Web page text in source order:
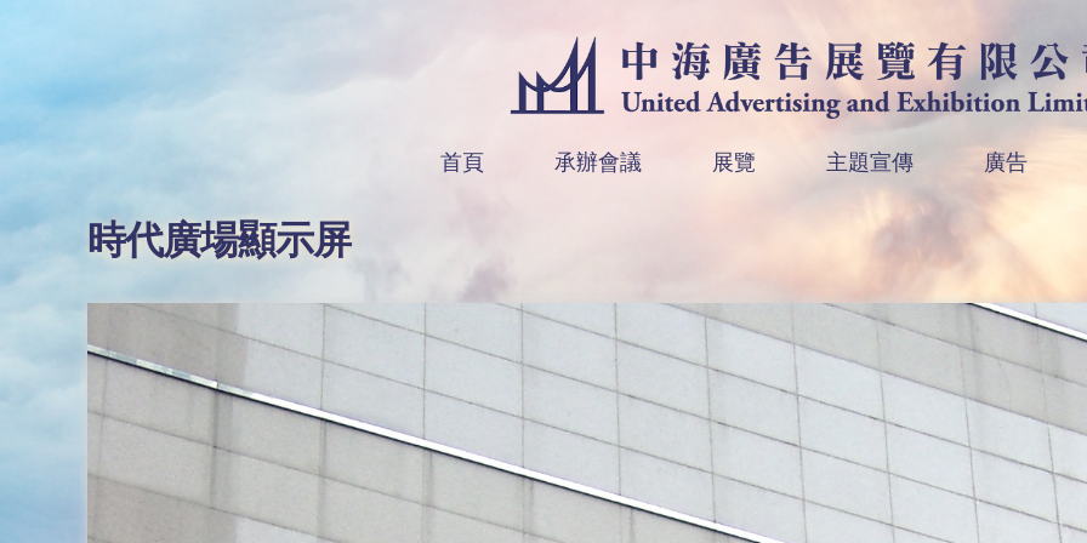
首頁 承辦會議 展覽 主題宣傳 廣告
時代廣場顯示屏